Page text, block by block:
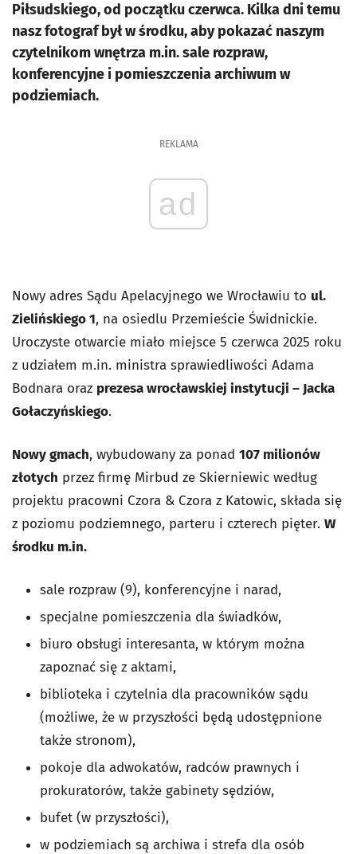
Piłsudskiego, od początku czerwca. Kilka dni temu
nasz fotograf był w środku, aby pokazać naszym
czytelnikom wnętrza m.in. sale rozpraw,
konferencyjne i pomieszczenia archiwum w
podziemiach.
REKLAMA
ad
Nowy adres Sądu Apelacyjnego we Wrocławiu to ul.
Zielińskiego 1, na osiedlu Przemieście Świdnickie.
Uroczyste otwarcie miało miejsce 5 czerwca 2025 roku
z udziałem m.in. ministra sprawiedliwości Adama
Bodnara oraz prezesa wrocławskiej instytucji – Jacka
Gołaczyńskiego.
Nowy gmach, wybudowany za ponad 107 milionów
złotych przez firmę Mirbud ze Skierniewic według
projektu pracowni Czora & Czora z Katowic, składa się
z poziomu podziemnego, parteru i czterech pięter. W
środku m.in.
sale rozpraw (9), konferencyjne i narad,
specjalne pomieszczenia dla świadków,
biuro obsługi interesanta, w którym można
zapoznać się z aktami,
biblioteka i czytelnia dla pracowników sądu
(możliwe, że w przyszłości będą udostępnione
także stronom),
pokoje dla adwokatów, radców prawnych i
prokuratorów, także gabinety sędziów,
bufet (w przyszłości),
w podziemiach są archiwa i strefa dla osób